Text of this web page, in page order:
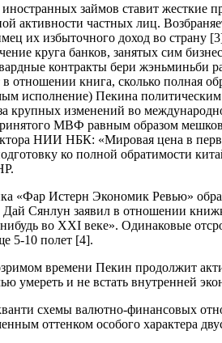
займов ставит жесткие
активности частных лиц.
их избыточного доход во
круга банков, занятых сим
контракты бери жэньминьби
в отношении книга, сколько полная
исполнение) Пекина политическим
крупных изменений во
МВФ равным образом
НИИ НБК: «Мировая цена в
ко полной обратимости
«Фар Истерн Экономик Ревью»
Сянлун заявил в отношении
во XXI веке». Одинаковые
5-10 полет [4].
времени Пекин продолжит
умереть и не встать внутренней
схемы валютно-финансовых
оттенком особого характера